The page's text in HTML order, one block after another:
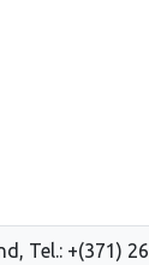
Tel.: +(371)